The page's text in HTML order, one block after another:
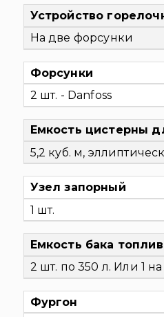
Устройство
На две форсунки
Форсунки
2 шт. - Danfoss
Емкость цистерны
5,2 куб. м,
Узел запорный
1 шт.
Емкость бака
2 шт. по 350 л. Или 1
Фургон